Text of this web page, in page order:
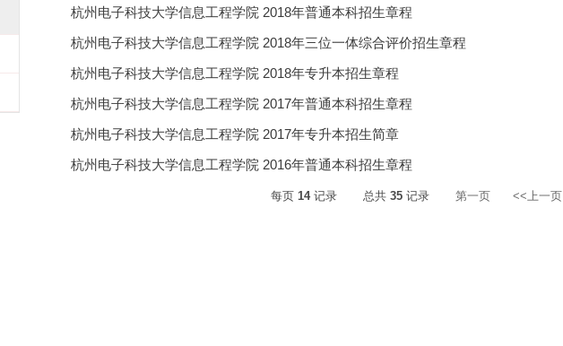
杭州电子科技大学信息工程学院 2018年普通本科招生章程
杭州电子科技大学信息工程学院 2018年三位一体综合评价招生章程
杭州电子科技大学信息工程学院 2018年专升本招生章程
杭州电子科技大学信息工程学院 2017年普通本科招生章程
杭州电子科技大学信息工程学院 2017年专升本招生简章
杭州电子科技大学信息工程学院 2016年普通本科招生章程
每页 14记录 总共 35 记录 第一页 <<上一页